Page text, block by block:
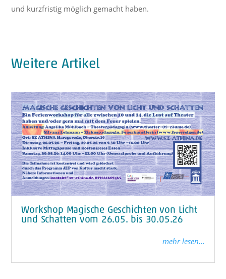
und kurzfristig möglich gemacht haben.
Weitere Artikel
Workshop Magische Geschichten von Licht
und Schatten vom 26.05. bis 30.05.26
mehr lesen...